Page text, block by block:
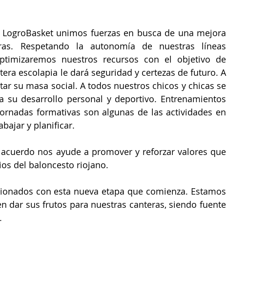
unimos fuerzas en busca de una mejora
Respetando la autonomía de nuestras líneas
nuestros recursos con el objetivo de
escolapia le dará seguridad y certezas de futuro. A
su masa social. A todos nuestros chicos y chicas se
su desarrollo personal y deportivo. Entrenamientos
formativas son algunas de las actividades en
y planificar.
nos ayude a promover y reforzar valores que
del baloncesto riojano.
con esta nueva etapa que comienza. Estamos
dar sus frutos para nuestras canteras, siendo fuente